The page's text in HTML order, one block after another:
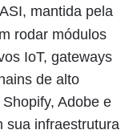
mantida pela
rodar módulos
IoT, gateways
de alto
Adobe e
sua infraestrutura